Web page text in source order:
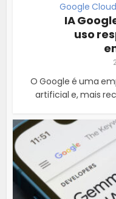
Google Cloud
IA
uso
O Google é uma
artificial e, mais